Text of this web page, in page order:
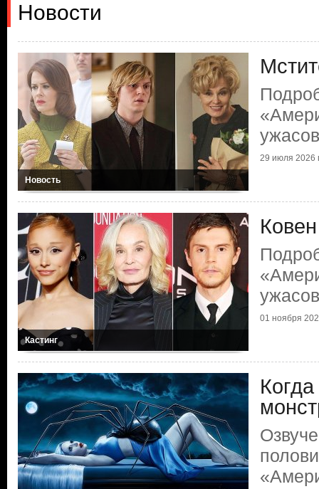
Новости
Новость
29 июля 2026
Кастинг
01 ноября